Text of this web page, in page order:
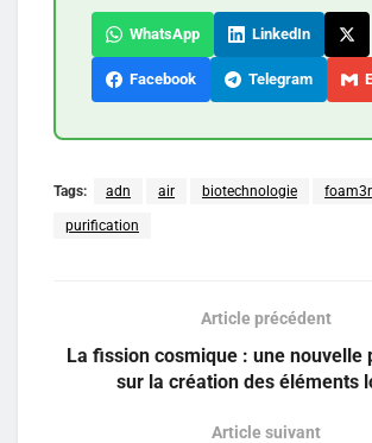
WhatsApp LinkedIn
Facebook Telegram
Tags: adn air biotechnologie foam3r
purification
Article précédent
La fission cosmique : une nouvelle
sur la création des éléments
Article suivant